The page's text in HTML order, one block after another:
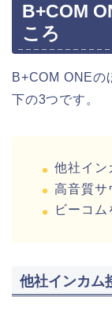
B+COM
ころ
B+COM ONEの
下の3つです。
他社イン
高音質サ
ビーコ
他社インカム